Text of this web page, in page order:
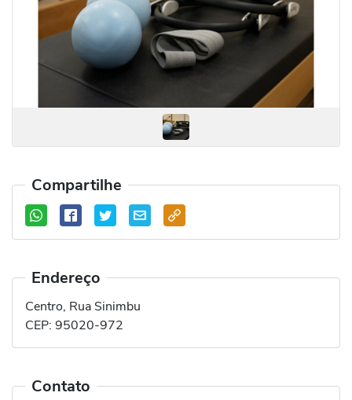
Compartilhe
Endereço
Centro, Rua Sinimbu
CEP: 95020-972
Contato